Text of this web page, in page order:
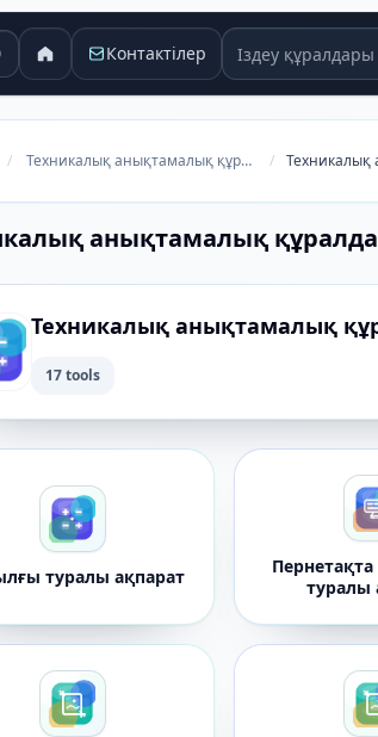
Контактілер Іздеу құралдары
/ Техникалық анықтамалық құралдар / Техникалық
анықтамалық
Техникалық анықтамалық
17 tools
туралы ақпарат
туралы